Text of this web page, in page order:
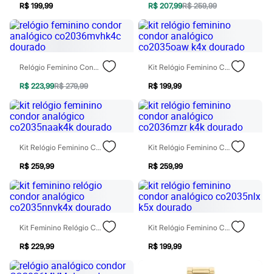
Chinelos
Sapatos
Sandálias e Papetes
Tênis
Moda esportiva
Acessórios
Bermudas
Camisetas
Calçados
Regatas
Moda íntima
Meias
Pijamas
Moda praia
Personagens
Plus size
Blusas e Camisetas
Calças
Camisas
Jeans
Moda esportiva
Shorts e Bermudas
R$ 199,99 R$ 207,99R$ 259,99
Relógio Feminino Condor Analógico Co2036mvhk4c Dourado
R$ 223,99R$ 279,99
Kit Relógio Feminino Condor Analógico Co2035oaw K4x Dourado
R$ 199,99
Kit Relógio Feminino Condor Analógico Co2035naak4k Dourado
R$ 259,99
Kit Relógio Feminino Condor Analógico Co2036mzr K4k Dourado
R$ 259,99
Kit Feminino Relógio Condor Analógico Co2035nnvk4x Dourado
R$ 229,99
Kit Relógio Feminino Condor Analógico Co2035nlx K5x Dourado
R$ 199,99